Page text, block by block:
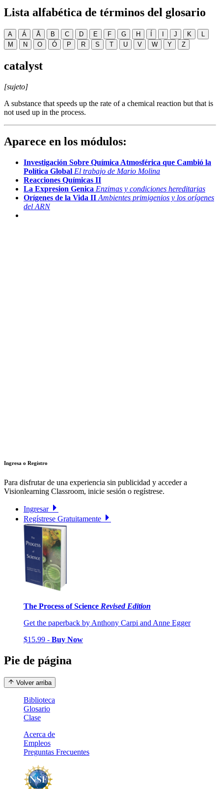
Lista alfabética de términos del glosario
A Á Å B C D E F G H Í I J K
L
M
N O Ó P R S T U V W Y Z
catalyst
[sujeto]
A substance that speeds up the rate of a chemical reaction but that is
not used up in the process.
Aparece en los módulos:
Investigación Sobre Química Atmosférica que Cambió la
Política Global El trabajo de Mario Molina
Reacciones Químicas II
La Expresion Genica Enzimas y condiciones hereditarias
Orígenes de la Vida II Ambientes primigenios y los orígenes
del ARN
Ingresa o Registro
Para disfrutar de una experiencia sin publicidad y acceder a
Visionlearning Classroom, inicie sesión o regístrese.
Ingresar
Regístrese Gratuitamente
The Process of Science Revised Edition
Get the paperback by Anthony Carpi and Anne Egger
$15.99 - Buy Now
Pie de página
Volver arriba
Biblioteca
Glosario
Clase
Acerca de
Empleos
Preguntas Frecuentes